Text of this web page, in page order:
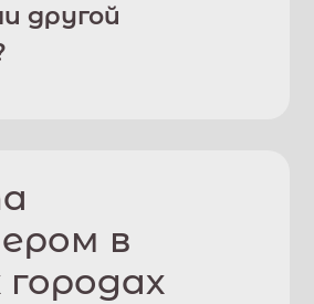
другой
в
городах